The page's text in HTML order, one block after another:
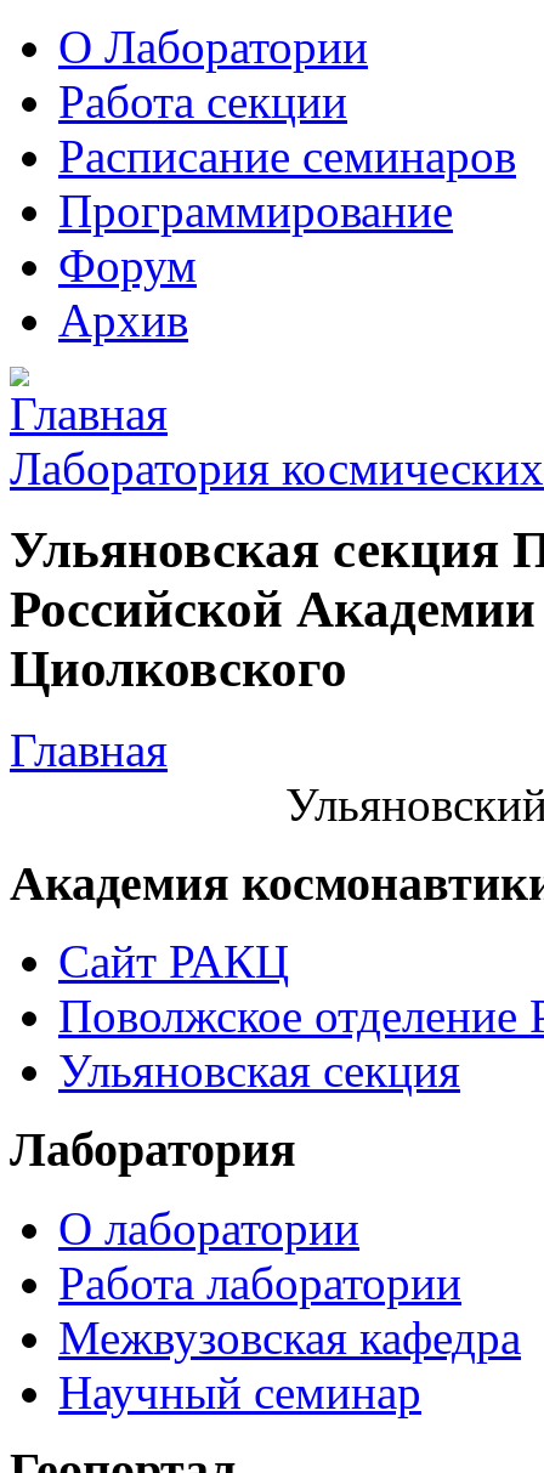
О Лаборатории
Работа секции
Расписание семинаров
Программирование
Форум
Архив
Лаборатория
Ульяновская секция
Российской
Циолковского
Главная
Академия
Сайт РАКЦ
Поволжское
Ульяновская секция
Лаборатория
О лаборатории
Работа лаборатории
Межвузовская кафедра
Научный семинар